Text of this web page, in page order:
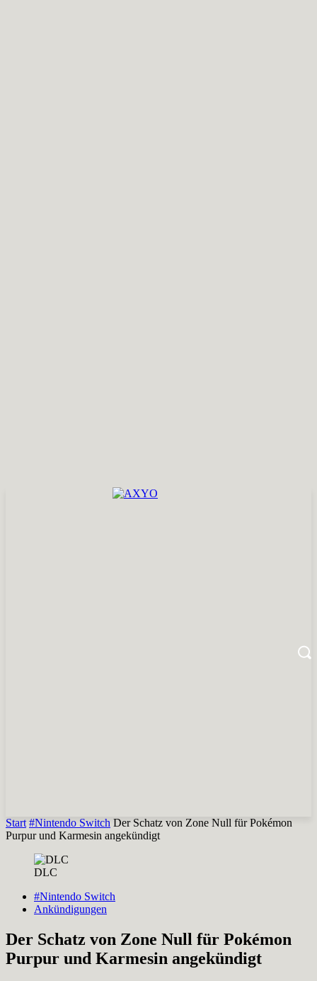
Start #Nintendo Switch Der Schatz von Zone Null für Pokémon
Purpur und Karmesin angekündigt
DLC
#Nintendo Switch
Ankündigungen
Der Schatz von Zone Null für Pokémon
Purpur und Karmesin angekündigt